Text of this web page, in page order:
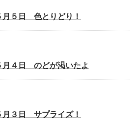
月５日 色とりどり！
月４日 のどが渇いたよ
月３日 サプライズ！